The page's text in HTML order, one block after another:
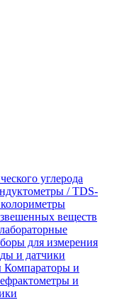
углерода
/ TDS-
веществ
для измерения
и датчики
Компараторы и
и